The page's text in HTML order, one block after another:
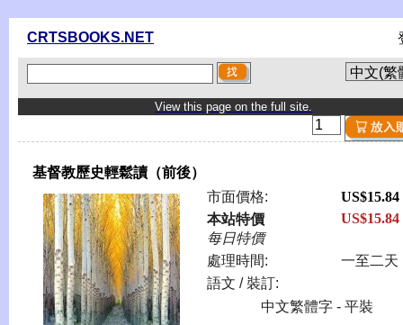
CRTSBOOKS.NET
View this page on the full site.
基督教歷史輕鬆讀（前後）
市面價格:
US$15.84
本站特價
每日特價
US$15.84
處理時間:
一至二天
語文 / 裝訂:
中文繁體字 - 平裝